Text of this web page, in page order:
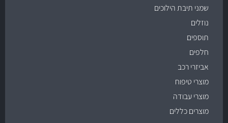
שמני תיבת הילוכים
נוזלים
תוספים
חלפים
אביזרי רכב
מוצרי טיפוח
מוצרי עבודה
מוצרים כללים